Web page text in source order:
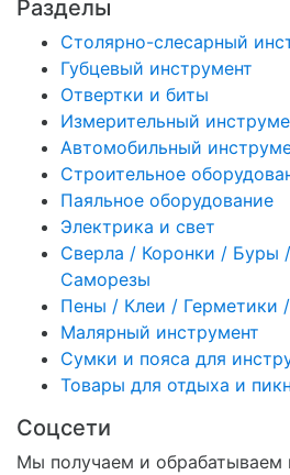
Разделы
Столярно-слесарный
Губцевый инструмент
Отвертки и биты
Измерительный
Автомобильный
Строительное
Паяльное оборудование
Электрика и свет
Сверла / Коронки / Буры
Саморезы
Пены / Клеи / Герметики
Малярный инструмент
Сумки и пояса для
Товары для отдыха и
Соцсети
Мы получаем и обрабатываем